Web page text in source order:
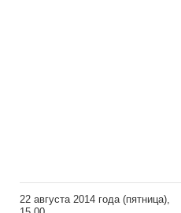
22 августа 2014 года (пятница),